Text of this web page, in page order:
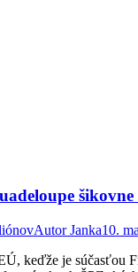
šikovne
AutorJanka10.
keďže je súčasťou